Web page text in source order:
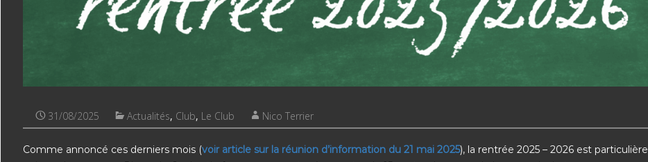
31/08/2025 Actualités, Club, Le Club Nico Terrier
Comme annoncé ces derniers mois (voir article sur la réunion d’information du 21 mai 2025), la rentrée 2025 – 2026 est particulière